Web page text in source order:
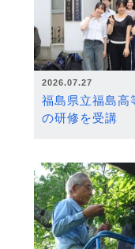
2026.07.27
福島県立福島高
の研修を受講